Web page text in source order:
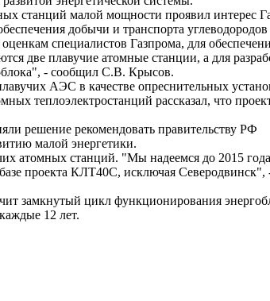
станций малой мощности проявил интерес
добычи и транспорта углеводородов
специалистов Газпрома, для
две плавучие атомные станции, а для
- сообщил С.В. Крысов.
АЭС в качестве опреснительных
теплоэлектростанций рассказал, что
решение рекомендовать правительству РФ
малой энергетики.
атомных станций. "Мы надеемся до 2015 года
проекта КЛТ40С, исключая Северодвинск",
замкнутый цикл функционирования
12 лет.